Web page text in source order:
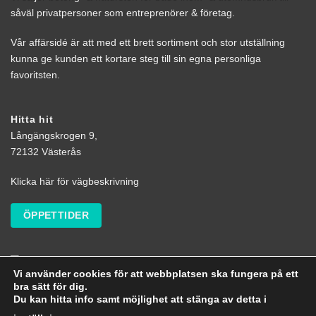
såväl privatpersoner som entreprenörer & företag.
Vår affärsidé är att med ett brett sortiment och stor utställning
kunna ge kunden ett kortare steg till sin egna personliga
favoritsten.
Hitta hit
Långängskrogen 9,
72132 Västerås
Klicka här för vägbeskrivning
ÖPPETTIDER
Vi använder cookies för att webbplatsen ska fungera på ett
bra sätt för dig.
Du kan hitta info samt möjlighet att stänga av detta i